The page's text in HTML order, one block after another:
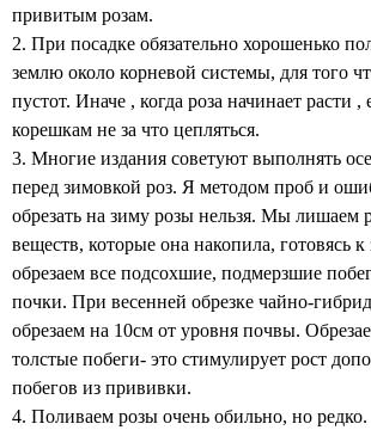
привитым розам.
2. При посадке обязательно хорошенько
землю около корневой системы, для того
пустот. Иначе , когда роза начинает расти
корешкам не за что цепляться.
3. Многие издания советуют выполнять
перед зимовкой роз. Я методом проб и
обрезать на зиму розы нельзя. Мы лишаем
веществ, которые она накопила, готовясь
обрезаем все подсохшие, подмерзшие
почки. При весенней обрезке чайно-
обрезаем на 10см от уровня почвы.
толстые побеги- это стимулирует рост
побегов из прививки.
4. Поливаем розы очень обильно, но редко.